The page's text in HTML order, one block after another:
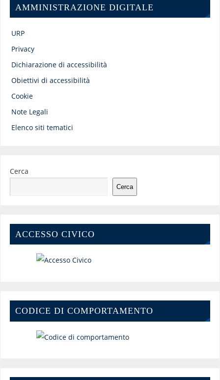
AMMINISTRAZIONE DIGITALE
URP
Privacy
Dichiarazione di accessibilità
Obiettivi di accessibilità
Cookie
Note Legali
Elenco siti tematici
Cerca
Cerca
ACCESSO CIVICO
CODICE DI COMPORTAMENTO